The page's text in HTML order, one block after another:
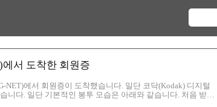
에서 도착한 회원증
NET)에서 회원증이 도착했습니다. 일단 코닥(Kodak) 디지털
니다. 일단 기본적인 봉투 모습은 아래와 같습니다. 처음 받는